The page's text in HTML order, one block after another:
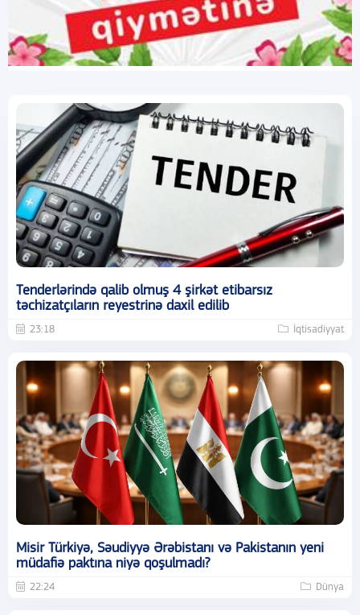
Tenderlərində qalib olmuş 4 şirkət etibarsız
təchizatçıların reyestrinə daxil edilib
23:18 İqtisadiyyat
Misir Türkiyə, Səudiyyə Ərəbistanı və Pakistanın yeni
müdafiə paktına niyə qoşulmadı?
22:24 Dünya